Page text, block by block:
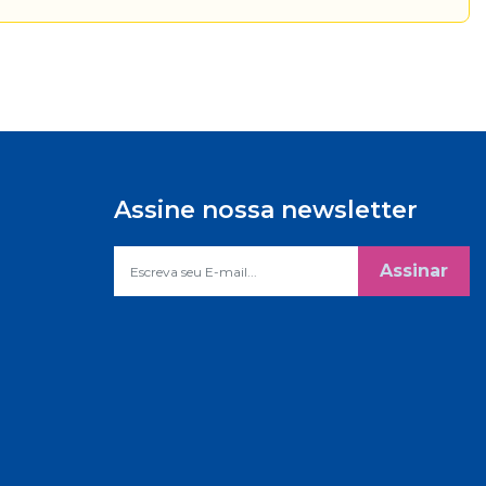
Assine nossa newsletter
Assinar